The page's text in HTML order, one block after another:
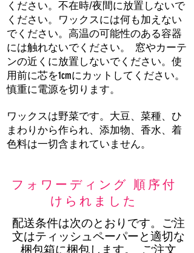
ください。不在時/夜間に放置しないで
ください。ワックスには何も加えない
でください。高温の可能性のある容器
には触れないでください。
窓やカーテ
ンの近くに放置しないでください。使
用前に芯を1cmにカットしてください。
慎重に電源を切ります。
ワックスは野菜です。大豆、菜種、ひ
まわりから作られ、添加物、香水、着
色料は一切含まれていません。
フォワーディング 順序付
けられました
配送条件は次のとおりです。ご注
文はティッシュペーパーと適切な
梱包箱に梱包します。
ご注文